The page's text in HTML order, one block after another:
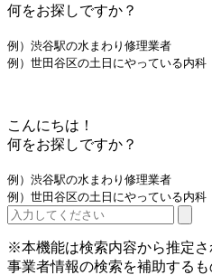
何をお探しですか？
例）渋谷駅の水まわり修理業者
例）世田谷区の土日にやっている内科
こんにちは！
何をお探しですか？
例）渋谷駅の水まわり修理業者
例）世田谷区の土日にやっている内科
※本機能は検索内容から推定さ
事業者情報の検索を補助するも